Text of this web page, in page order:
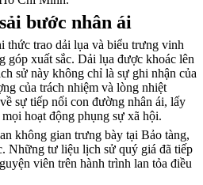
bước nhân ái
thức trao dải lụa và biểu trưng vinh
góp xuất sắc. Dải lụa được khoác lên
sử này không chỉ là sự ghi nhận của
của trách nhiệm và lòng nhiệt
sự tiếp nối con đường nhân ái, lấy
hoạt động phụng sự xã hội.
không gian trưng bày tại Bảo tàng,
Những tư liệu lịch sử quý giá đã tiếp
viên trên hành trình lan tỏa điều